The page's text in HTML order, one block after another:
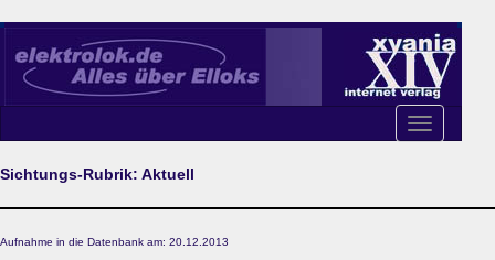
Toggle
navigation
Sichtungs-Rubrik: Aktuell
Aufnahme in die Datenbank am: 20.12.2013